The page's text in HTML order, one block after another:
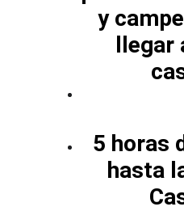
y
llegar
hasta